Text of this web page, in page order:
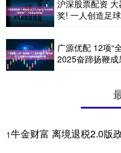
沪深股票配资
奖! 一人创造足
广源优配 12项“
2025奋蹄扬鞭成
1牛金财富 离境退税2.0版